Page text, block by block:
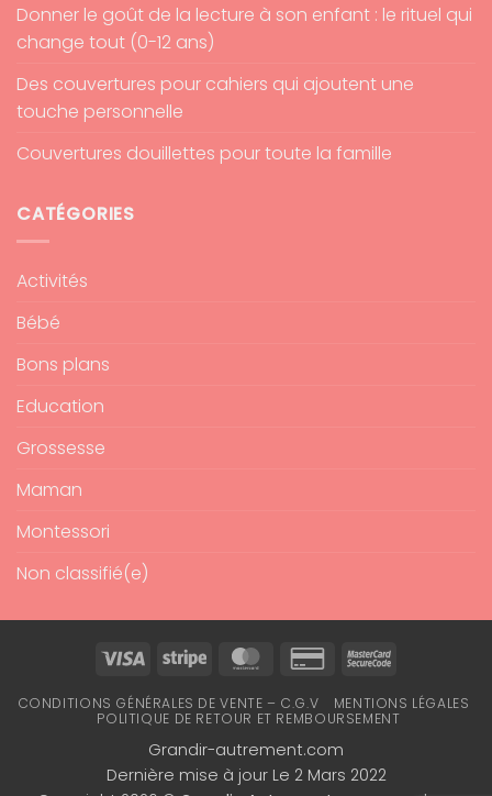
Donner le goût de la lecture à son enfant : le rituel qui
change tout (0-12 ans)
Des couvertures pour cahiers qui ajoutent une
touche personnelle
Couvertures douillettes pour toute la famille
CATÉGORIES
Activités
Bébé
Bons plans
Education
Grossesse
Maman
Montessori
Non classifié(e)
Visa Stripe MasterCard
Credit
2
MasterCard
CONDITIONS GÉNÉRALES DE VENTE – C.G.V
MENTIONS LÉGALES
POLITIQUE DE RETOUR ET REMBOURSEMENT
Grandir-autrement.com
Dernière mise à jour Le 2 Mars 2022